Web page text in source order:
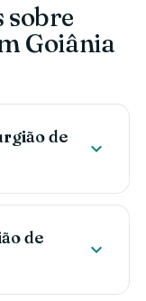
sobre
Goiânia
de
expand_more
de
expand_more